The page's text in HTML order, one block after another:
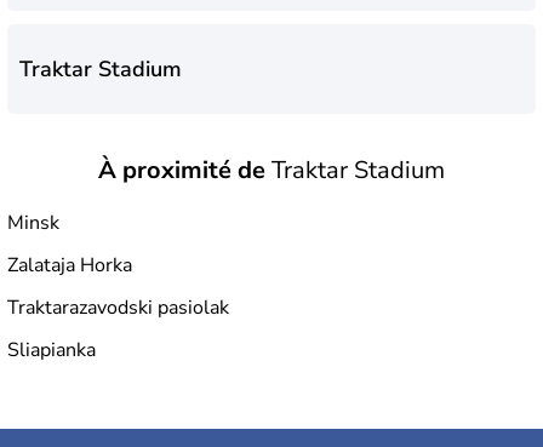
Traktar Stadium
À proximité deTraktar Stadium
Minsk
Zalataja Horka
Traktarazavodski pasiolak
Sliapianka